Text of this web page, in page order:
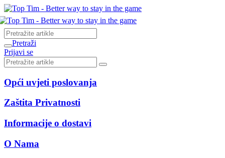
Pretraži
Prijavi se
Opći uvjeti poslovanja
Zaštita Privatnosti
Informacije o dostavi
O Nama